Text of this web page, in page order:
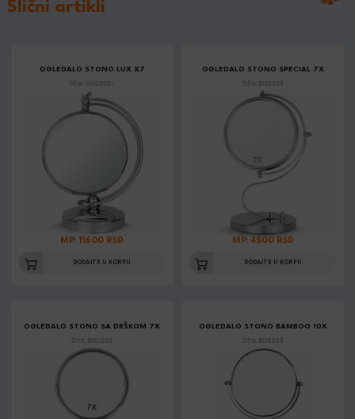
Slični artikli
OGLEDALO STONO LUX X7
Šifra: GM23001
MP: 11600 RSD
DODAJTE U KORPU
OGLEDALO STONO SPECIAL 7X
Šifra: BM3308
MP: 4500 RSD
DODAJTE U KORPU
OGLEDALO STONO SA DRŠKOM 7X
Šifra: BM1008
OGLEDALO STONO BAMBOO 10X
Šifra: BM6005